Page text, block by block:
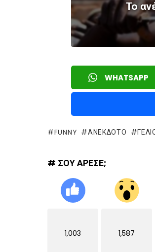
Το
WHATSAPP
FUNNY ΑΝΕΚΔΟΤΟ
# ΣΟΥ ΑΡΕΣΕ;
1,003 1,587